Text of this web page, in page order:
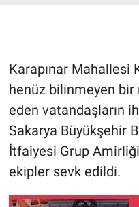
Karapınar Mahallesi
henüz bilinmeyen bir
eden vatandaşların
Sakarya Büyükşehir
İtfaiyesi Grup
ekipler sevk edildi.